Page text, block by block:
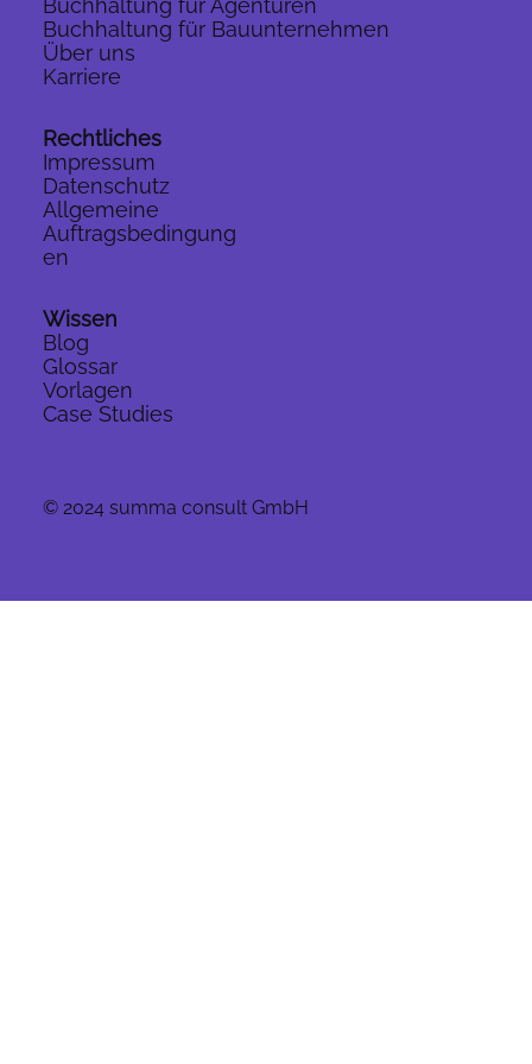
© 2024 summa consult GmbH
Buchhaltung für Bauunternehmen
Über uns
Karriere
Rechtliches
Impressum
Datenschutz
Allgemeine
Auftragsbedingung
en
Wissen
Blog
Glossar
Vorlagen
Case Studies